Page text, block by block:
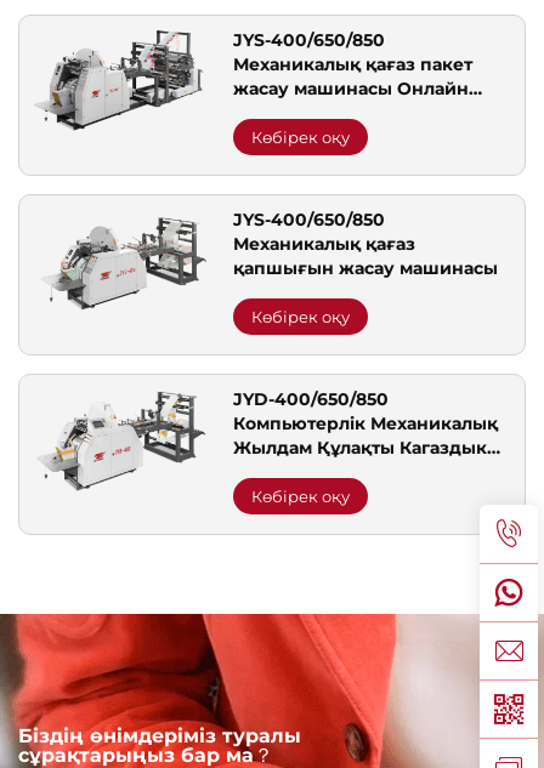
JYS-400/650/850
Механикалық қағаз пакет
жасау машинасы Онлайн
Көбірек оқу
JYS-400/650/850
Механикалық қағаз
қапшығын жасау машинасы
Көбірек оқу
JYD-400/650/850
Компьютерлік Механикалық
Жылдам Құлақты Кагаздык
Көбірек оқу
Біздің өнімдеріміз туралы
сұрақтарыңыз бар ма？